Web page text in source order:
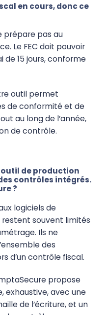
en cours, donc ce
prépare pas au
Le FEC doit pouvoir
de 15 jours, conforme
outil permet
de conformité et de
au long de l’année,
de contrôle.
de production
contrôles intégrés.
?
logiciels de
souvent limités
Ils ne
des
d’un contrôle fiscal.
propose
exhaustive, avec une
de l’écriture, et un